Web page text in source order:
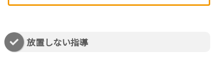
放置しない指導